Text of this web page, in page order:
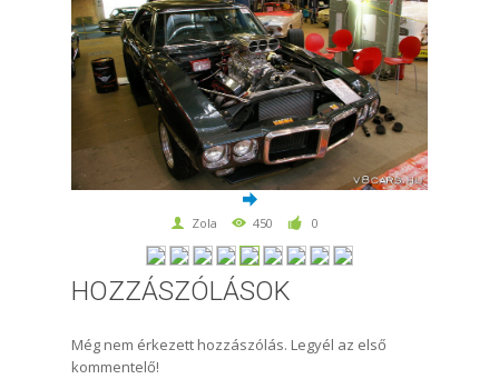
Zola 450 0
HOZZÁSZÓLÁSOK
Még nem érkezett hozzászólás. Legyél az első
kommentelő!